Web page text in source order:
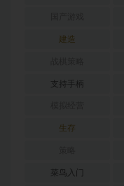
建造
支持手柄
生存
菜鸟入门